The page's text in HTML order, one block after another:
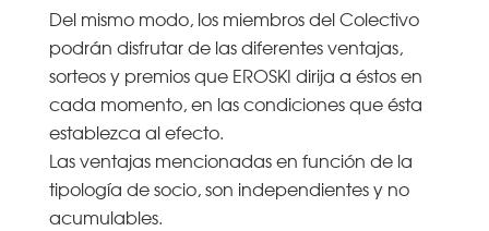
Del mismo modo, los miembros del Colectivo
podrán disfrutar de las diferentes ventajas,
sorteos y premios que EROSKI dirija a éstos en
cada momento, en las condiciones que ésta
establezca al efecto.
Las ventajas mencionadas en función de la
tipología de socio, son independientes y no
acumulables.